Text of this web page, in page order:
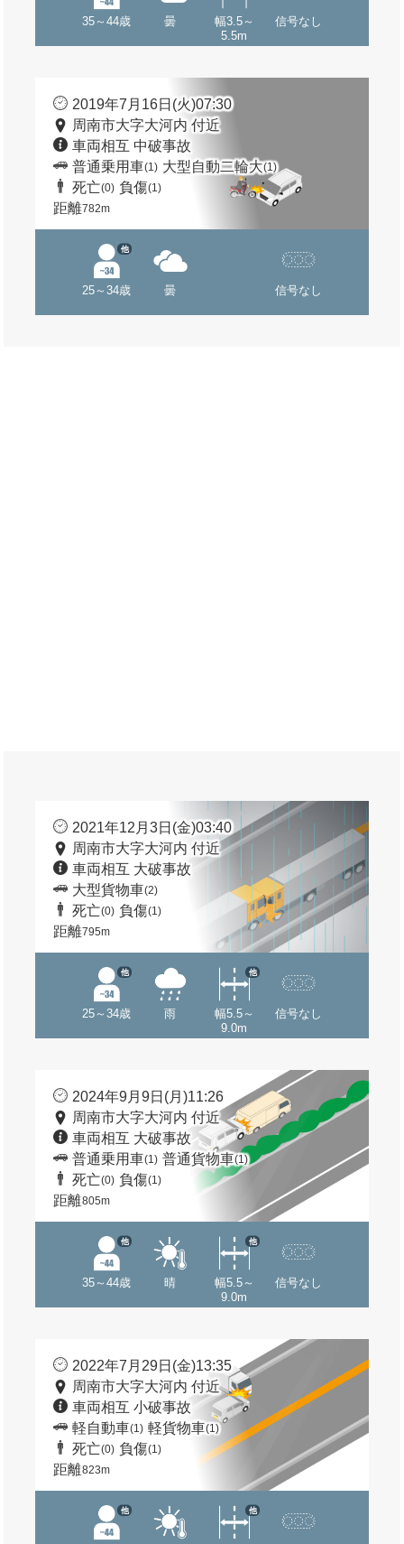
35～44歳 曇
幅3.5～
5.5m
信号なし
2019年7月16日(火)07:30
周南市大字大河内 付近
車両相互 中破事故
普通乗用車(1) 大型自動二輪大(1)
死亡(0) 負傷(1)
距離782m
25～34歳
他
曇 信号なし
2021年12月3日(金)03:40
周南市大字大河内 付近
車両相互 大破事故
大型貨物車(2)
死亡(0) 負傷(1)
距離795m
25～34歳
他
雨
幅5.5～
9.0m
他
信号なし
2024年9月9日(月)11:26
周南市大字大河内 付近
車両相互 大破事故
普通乗用車(1) 普通貨物車(1)
死亡(0) 負傷(1)
距離805m
35～44歳
他
晴
幅5.5～
9.0m
他
信号なし
2022年7月29日(金)13:35
周南市大字大河内 付近
車両相互 小破事故
軽自動車(1) 軽貨物車(1)
死亡(0) 負傷(1)
距離823m
他 他